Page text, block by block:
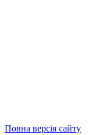
Повна версія сайту